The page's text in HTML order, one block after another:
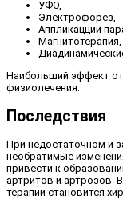
УФО,
Электрофорез,
Аппликацции
Магнитотерапия,
Наибольший эффект
физиолечения.
Последствия
При недостаточном и
необратимые
привести к
артритов и артрозов.
терапии становится